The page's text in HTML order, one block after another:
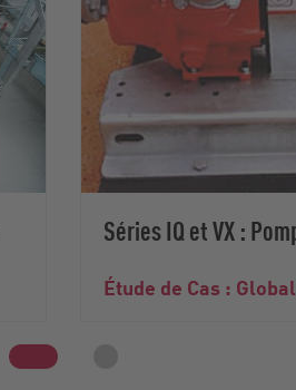
Séries IQ et VX :
Étude de Cas :